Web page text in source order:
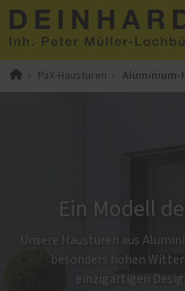
PaX-Haustüren Aluminium-
Ein Modell
Unsere Haustüren aus
besonders hohen
einzigartigen